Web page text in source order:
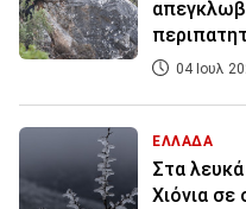
04 Ιουλ
ΕΛΛΑΔΑ
Στα
Χιόνια σε